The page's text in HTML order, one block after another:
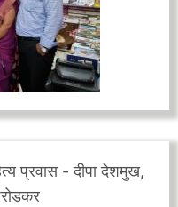
प्रवास - दीपा देशमुख,